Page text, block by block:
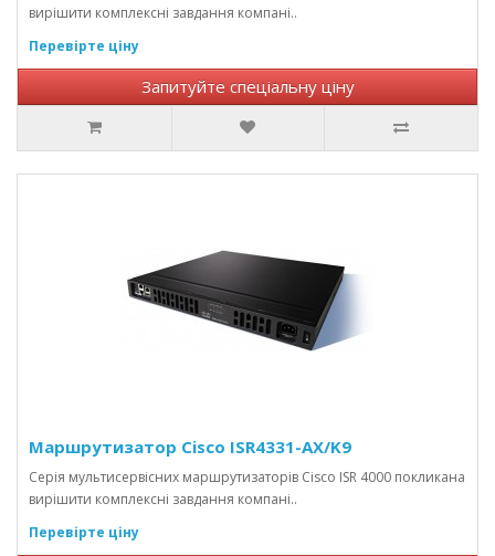
вирішити комплексні завдання компані..
Перевірте ціну
Запитуйте спеціальну ціну
Маршрутизатор Cisco ISR4331-AX/K9
Серія мультисервісних маршрутизаторів Cisco ISR 4000 покликана
вирішити комплексні завдання компані..
Перевірте ціну